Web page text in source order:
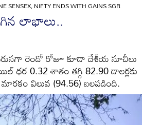
SENSEX, NIFTY ENDS WITH GAINS SGR
లాభాలు..
రెండో రోజూ కూడా దేశీయ సూచీలు
0.32 శాతం తగ్గి 82.90 డాలర్లకు
విలువ (94.56) బలపడింది.